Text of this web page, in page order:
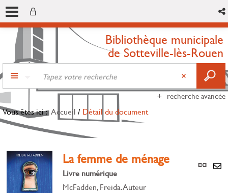
Bibliothèque municipale
de Sotteville-lès-Rouen
recherche avancée
Vous êtes ici : Accueil / Détail du document
Lien
La femme de ménage
Livre numérique
McFadden, Freida. Auteur